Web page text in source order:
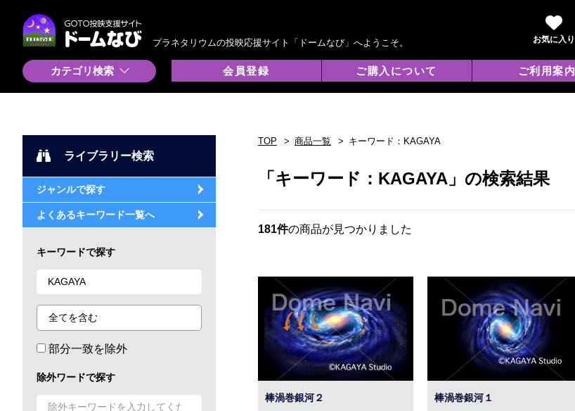
プラネタリウムの投映応援サイト「ドームなび」へようこそ。 お気に入り
カテゴリ検索 会員登録 ご購入について ご利用案内
ライブラリー検索
ジャンルで探す
よくあるキーワード一覧へ
キーワードで探す
部分一致を除外
除外ワードで探す
TOP 商品一覧 キーワード：KAGAYA
「キーワード：KAGAYA」の検索結果
181件の商品が見つかりました
棒渦巻銀河２ 棒渦巻銀河１